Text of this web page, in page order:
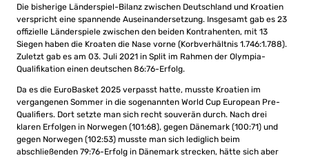
Die bisherige Länderspiel-Bilanz zwischen Deutschland und Kroatien
verspricht eine spannende Auseinandersetzung. Insgesamt gab es 23
offizielle Länderspiele zwischen den beiden Kontrahenten, mit 13
Siegen haben die Kroaten die Nase vorne (Korbverhältnis 1.746:1.788).
Zuletzt gab es am 03. Juli 2021 in Split im Rahmen der Olympia-
Qualifikation einen deutschen 86:76-Erfolg.
Da es die EuroBasket 2025 verpasst hatte, musste Kroatien im
vergangenen Sommer in die sogenannten World Cup European Pre-
Qualifiers. Dort setzte man sich recht souverän durch. Nach drei
klaren Erfolgen in Norwegen (101:68), gegen Dänemark (100:71) und
gegen Norwegen (102:53) musste man sich lediglich beim
abschließenden 79:76-Erfolg in Dänemark strecken, hätte sich aber